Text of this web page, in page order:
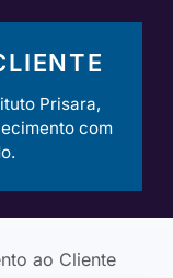
Prisara,
com
ao Cliente